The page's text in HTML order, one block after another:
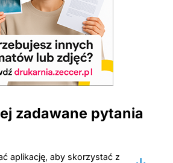
zadawane pytania
aplikację, aby skorzystać z